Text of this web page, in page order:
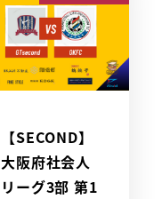
【SECOND】
大阪府社会人
リーグ3部 第1